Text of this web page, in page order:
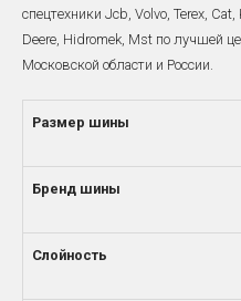
спецтехники Jcb, Volvo, Terex,
Deere, Hidromek, Mst по лучшей
Московской области и России.
Размер шины
Бренд шины
Слойность